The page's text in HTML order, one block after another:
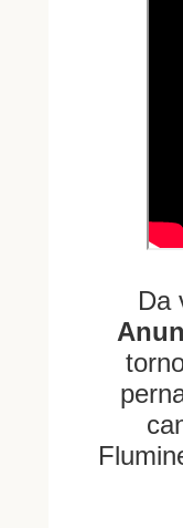
Da